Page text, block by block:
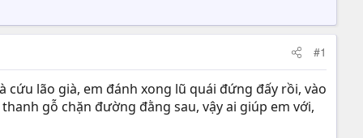
#1
cứu lão già, em đánh xong lũ quái đứng đấy rồi, vào
gỗ chặn đường đằng sau, vậy ai giúp em với,